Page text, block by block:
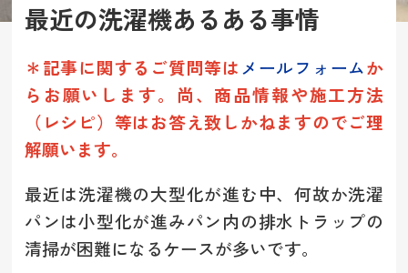
最近の洗濯機あるある事情
＊記事に関するご質問等はメールフォームか
らお願いします。 尚、商品情報や施工方法
（レシピ）等はお答え致しかねますのでご理
解願います。
最近は洗濯機の大型化が進む中、何故か洗濯
パンは小型化が進みパン内の排水トラップの
清掃が困難になるケースが多いです。